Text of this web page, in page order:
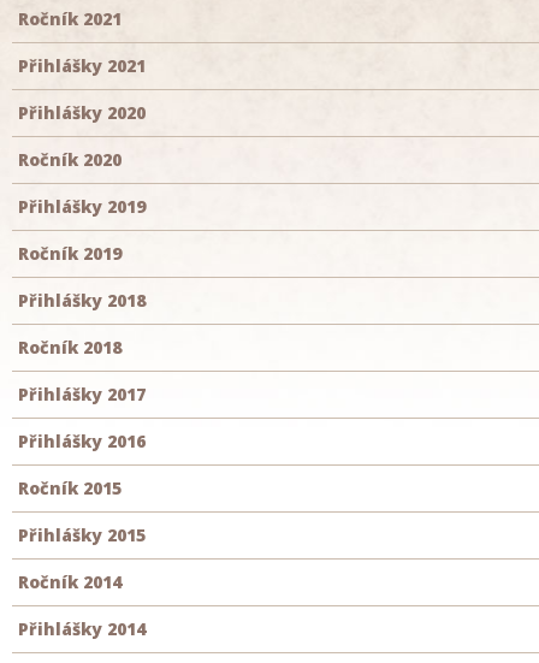
Ročník 2021
Přihlášky 2021
Přihlášky 2020
Ročník 2020
Přihlášky 2019
Ročník 2019
Přihlášky 2018
Ročník 2018
Přihlášky 2017
Přihlášky 2016
Ročník 2015
Přihlášky 2015
Ročník 2014
Přihlášky 2014